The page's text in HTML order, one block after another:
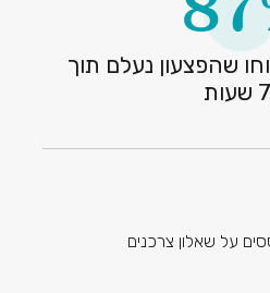
שהפצעון נעלם תוך
על שאלון צרכנים